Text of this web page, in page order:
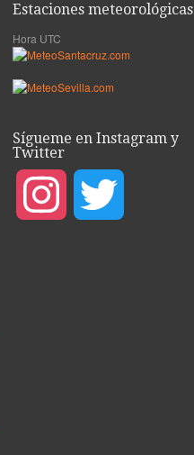
SuperLuna
sobre
puente
Centenario,
Sevilla
2016
Dic,
Estaciones meteorológicas
Hora UTC
Sígueme en Instagram y
Twitter
Instagram